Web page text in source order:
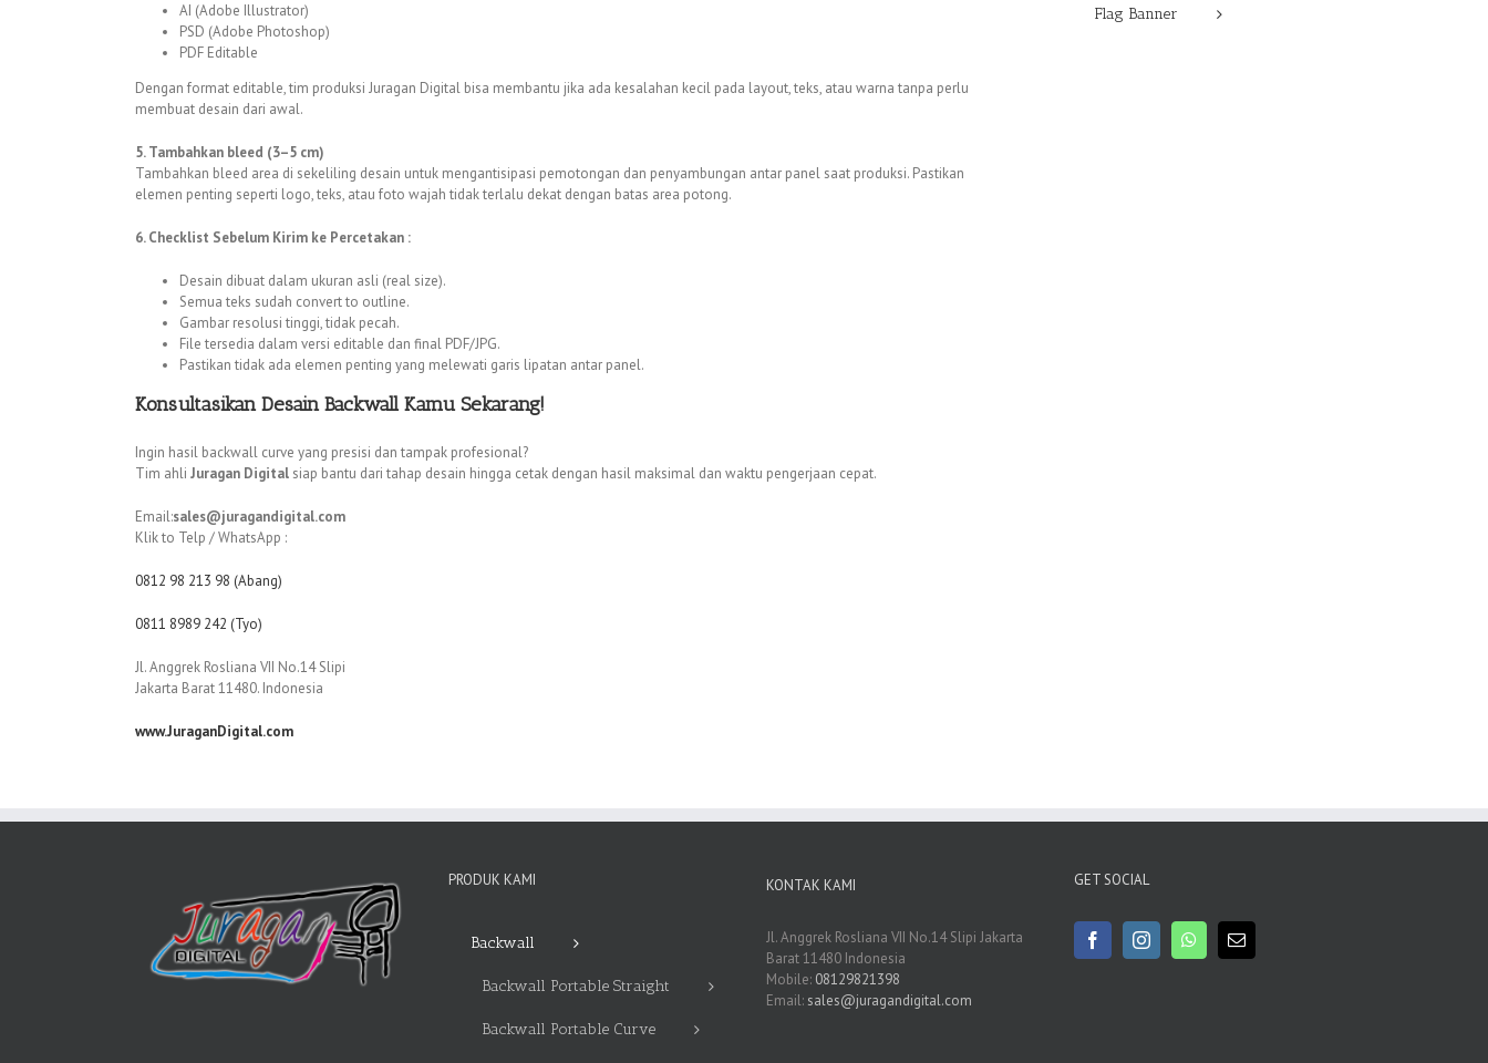
AI (Adobe Illustrator)
PSD (Adobe Photoshop)
PDF Editable
Dengan format editable, tim produksi Juragan Digital bisa membantu jika ada kesalahan kecil pada layout, teks, atau warna tanpa perlu
membuat desain dari awal.
5. Tambahkan bleed (3–5 cm)
Tambahkan bleed area di sekeliling desain untuk mengantisipasi pemotongan dan penyambungan antar panel saat produksi. Pastikan
elemen penting seperti logo, teks, atau foto wajah tidak terlalu dekat dengan batas area potong.
6. Checklist Sebelum Kirim ke Percetakan :
Desain dibuat dalam ukuran asli (real size).
Semua teks sudah convert to outline.
Gambar resolusi tinggi, tidak pecah.
File tersedia dalam versi editable dan final PDF/JPG.
Pastikan tidak ada elemen penting yang melewati garis lipatan antar panel.
Konsultasikan Desain Backwall Kamu Sekarang!
Ingin hasil backwall curve yang presisi dan tampak profesional?
Tim ahli Juragan Digital siap bantu dari tahap desain hingga cetak dengan hasil maksimal dan waktu pengerjaan cepat.
Email:sales@juragandigital.com
Klik to Telp / WhatsApp :
0812 98 213 98 (Abang)
0811 8989 242 (Tyo)
Jl. Anggrek Rosliana VII No.14 Slipi
Jakarta Barat 11480. Indonesia
www.JuraganDigital.com
Flag Banner
PRODUK KAMI
Backwall
Backwall Portable Straight
Backwall Portable Curve
KONTAK KAMI
Jl. Anggrek Rosliana VII No.14 Slipi Jakarta
Barat 11480 Indonesia
Mobile: 08129821398
Email: sales@juragandigital.com
GET SOCIAL